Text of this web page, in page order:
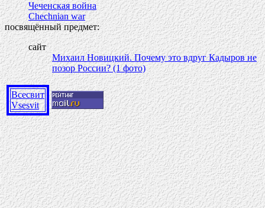
Чеченская война
Chechnian war
посвящённый предмет:
сайт
Михаил Новицкий. Почему это вдруг Кадыров не
позор России? (1 фото)
Всесвит
Vsesvit